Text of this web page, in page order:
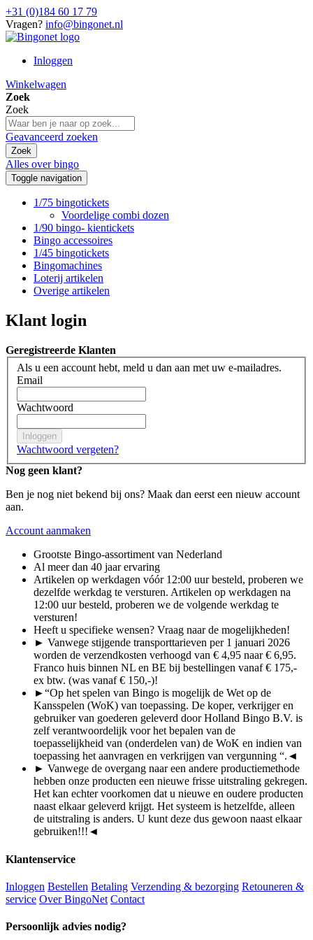
+31 (0)184 60 17 79
Vragen? info@bingonet.nl
Inloggen
Winkelwagen
Zoek
Zoek
Geavanceerd zoeken
Zoek
Alles over bingo
Toggle navigation
1/75 bingotickets
Voordelige combi dozen
1/90 bingo- kientickets
Bingo accessoires
1/45 bingotickets
Bingomachines
Loterij artikelen
Overige artikelen
Klant login
Geregistreerde Klanten
Als u een account hebt, meld u dan aan met uw e-mailadres.
Email
Wachtwoord
Inloggen
Wachtwoord vergeten?
Nog geen klant?
Ben je nog niet bekend bij ons? Maak dan eerst een nieuw account
aan.
Account aanmaken
Grootste Bingo-assortiment van Nederland
Al meer dan 40 jaar ervaring
Artikelen op werkdagen vóór 12:00 uur besteld, proberen we
dezelfde werkdag te versturen. Artikelen op werkdagen na
12:00 uur besteld, proberen we de volgende werkdag te
versturen!
Heeft u specifieke wensen? Vraag naar de mogelijkheden!
► Vanwege stijgende transporttarieven per 1 januari 2026
worden de verzendkosten verhoogd van € 4,95 naar € 6,95.
Franco huis binnen NL en BE bij bestellingen vanaf € 175,-
ex btw. (was vanaf € 150,-)!
►“Op het spelen van Bingo is mogelijk de Wet op de
Kansspelen (WoK) van toepassing. De koper, verkrijger en
gebruiker van goederen geleverd door Holland Bingo B.V. is
zelf verantwoordelijk voor het bepalen van de
toepasselijkheid van (onderdelen van) de WoK en indien van
toepassing het aanvragen en verkrijgen van vergunning “.◄
► Vanwege de overgang naar een andere productiemethode
hebben onze producten een nieuwe frisse uitstraling gekregen.
Het kan echter voorkomen dat u nieuwe en oudere producten
naast elkaar geleverd krijgt. Het systeem is hetzelfde, alleen
de uitstraling is anders. U kunt deze dus gewoon naast elkaar
gebruiken!!! ◄
Klantenservice
Inloggen Bestellen Betaling Verzending & bezorging Retouneren &
service Over BingoNet Contact
Persoonlijk advies nodig?